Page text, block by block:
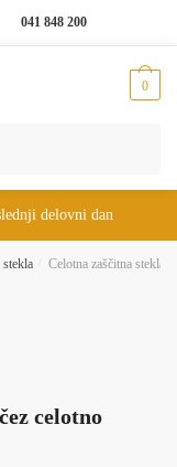
041 848 200
0
delovni dan
stekla Celotna zaščitna stekla
celotno